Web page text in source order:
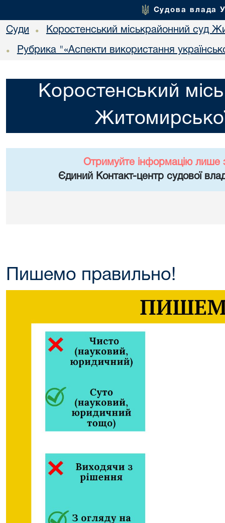
Судова влада
Суди • Коростенський міськрайонний суд
• Рубрика "«Аспекти використання
Коростенський
Отримуйте інформацію лише
Єдиний Контакт-центр судової
Пишемо правильно!